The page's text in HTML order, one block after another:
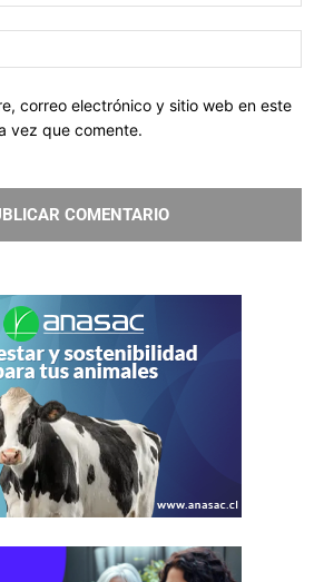
correo electrónico y sitio web en este
vez que comente.